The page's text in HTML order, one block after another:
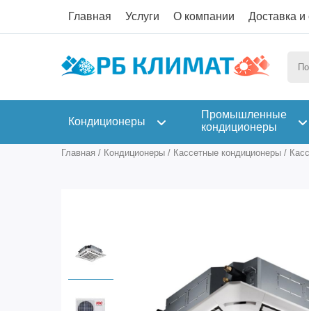
Главная Услуги О компании Доставка и
Кондиционеры
Промышленные
кондиционеры
Главная / Кондиционеры / Кассетные кондиционеры /